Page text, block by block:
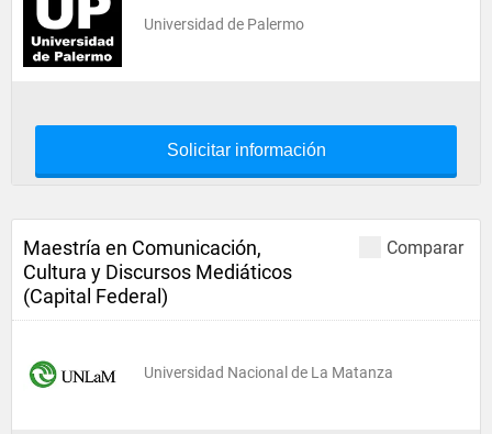
Universidad de Palermo
Solicitar información
Comparar
Maestría en Comunicación,
Cultura y Discursos Mediáticos
(Capital Federal)
Universidad Nacional de La Matanza